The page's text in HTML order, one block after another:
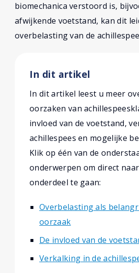
biomechanica verstoord is,
afwijkende voetstand, kan dit
overbelasting van de
In dit artikel
In dit artikel leest u meer
oorzaken van
invloed van de voetstand,
achillespees en mogelijke
Klik op één van de
onderwerpen om direct
onderdeel te gaan:
Overbelasting als
oorzaak
De invloed van de
Verkalking in de